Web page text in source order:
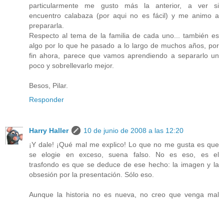
particularmente me gusto más la anterior, a ver si
encuentro calabaza (por aqui no es fácil) y me animo a
prepararla.
Respecto al tema de la familia de cada uno... también es
algo por lo que he pasado a lo largo de muchos años, por
fin ahora, parece que vamos aprendiendo a separarlo un
poco y sobrellevarlo mejor.
Besos, Pilar.
Responder
Harry Haller
10 de junio de 2008 a las 12:20
¡Y dale! ¡Qué mal me explico! Lo que no me gusta es que
se elogie en exceso, suena falso. No es eso, es el
trasfondo es que se deduce de ese hecho: la imagen y la
obsesión por la presentación. Sólo eso.
Aunque la historia no es nueva, no creo que venga mal